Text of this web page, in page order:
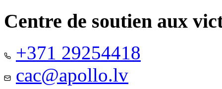
Centre de soutien aux
+371 29254418
cac@apollo.lv